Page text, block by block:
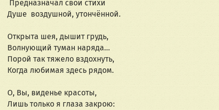
Предназначал свои стихи
Душе  воздушной, утончённой.
Открыта шея, дышит грудь,
Волнующий туман наряда...
Порой так тяжело вздохнуть,
Когда любимая здесь рядом.
О, Вы, виденье красоты,
Лишь только я глаза закрою: